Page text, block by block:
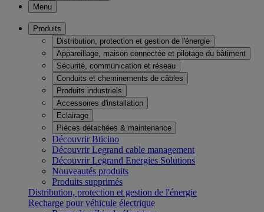
Menu
Produits
Distribution, protection et gestion de l'énergie
Appareillage, maison connectée et pilotage du bâtiment
Sécurité, communication et réseau
Conduits et cheminements de câbles
Produits industriels
Accessoires d'installation
Eclairage
Pièces détachées & maintenance
Découvrir Bticino
Découvrir Legrand cable management
Découvrir Legrand Energies Solutions
Nouveautés produits
Produits supprimés
Distribution, protection et gestion de l'énergie
Recharge pour véhicule électrique